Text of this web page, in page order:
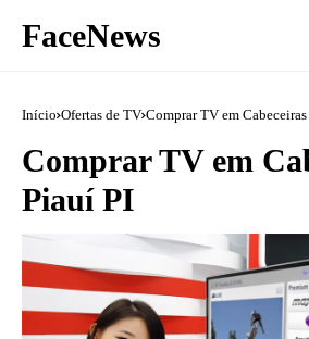
FaceNews
Início Ofertas de TV Comprar TV em
Comprar TV em
Piauí PI